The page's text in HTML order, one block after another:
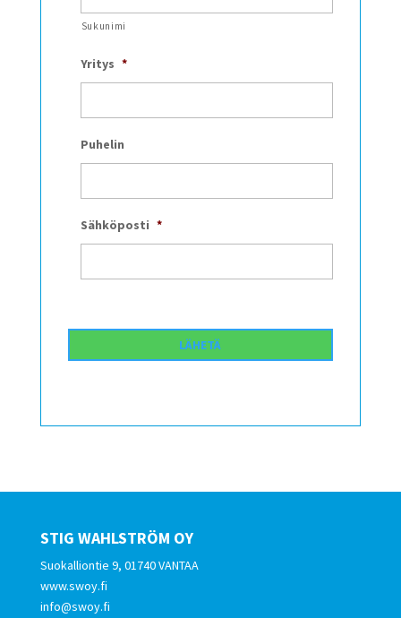
Sukunimi
Yritys *
Puhelin
Sähköposti *
STIG WAHLSTRÖM OY
Suokalliontie 9, 01740 VANTAA
www.swoy.fi
info@swoy.fi